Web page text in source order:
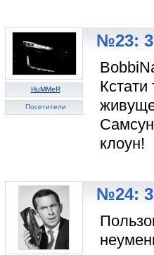
HuMMeR
Посетители
№23:
клоун!
№24: